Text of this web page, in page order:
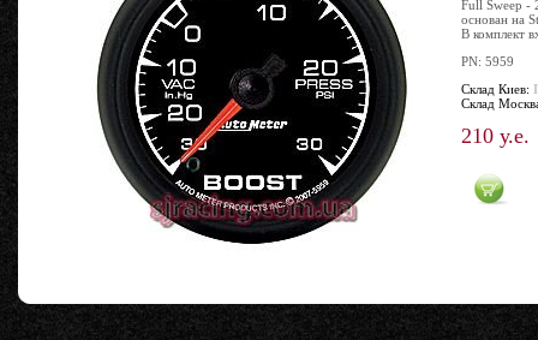
Full Sweep -
основан на
В комплект
PN: 5959
Склад Киев:
Склад
210 у.е.